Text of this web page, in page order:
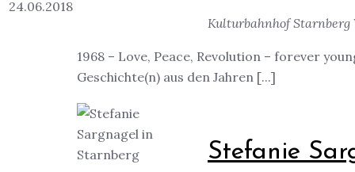
24.06.2018
Kulturbahnhof
1968 – Love, Peace, Revolution – forever
Geschichte(n) aus den Jahren [...]
Stefanie